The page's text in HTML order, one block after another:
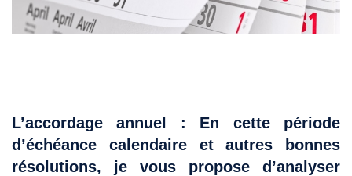
L’accordage annuel : En cette période
d’échéance calendaire et autres bonnes
résolutions, je vous propose d’analyser